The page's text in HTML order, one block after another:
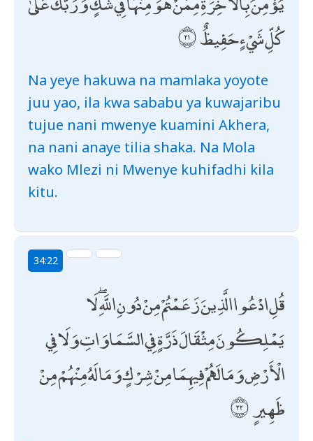
كُلِّ شَيْءٍ حَفِيظٌ
Na yeye hakuwa na mamlaka yoyote
juu yao, ila kwa sababu ya kuwajaribu
tujue nani mwenye kuamini Akhera,
na nani anaye tilia shaka. Na Mola
wako Mlezi ni Mwenye kuhifadhi kila
kitu.
34:22
قُلِ ادْعُوا الَّذِينَ زَعَمْتُمْ مِنْ دُونِ اللَّهِ ۖ لَا
يَمْلِكُونَ مِثْقَالَ ذَرَّةٍ فِي السَّمَاوَاتِ وَلَا فِي
الْأَرْضِ وَمَا لَهُمْ فِيهِمَا مِنْ شِرْكٍ وَمَا لَهُ مِنْهُمْ مِنْ
ظَهِيرٍ